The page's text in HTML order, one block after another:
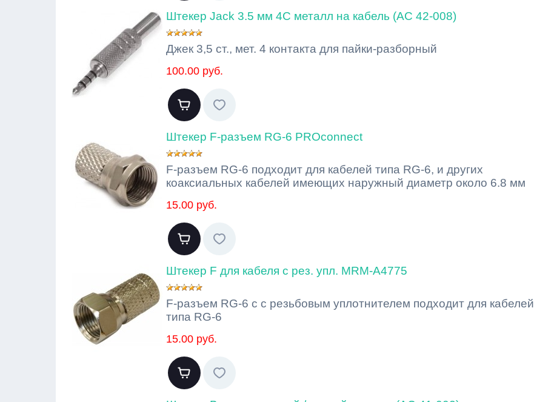
Штекер Jack 3.5 мм 4С металл на кабель (AC 42-008)
Джек 3,5 ст., мет. 4 контакта для пайки-разборный
100.00 руб.
Штекер F-разъем RG-6 PROconnect
F-разъем RG-6 подходит для кабелей типа RG-6, и других
коаксиальных кабелей имеющих наружный диаметр около 6.8 мм
15.00 руб.
Штекер F для кабеля с рез. упл. MRM-A4775
F-разъем RG-6 с с резьбовым уплотнителем подходит для кабелей
типа RG-6
15.00 руб.